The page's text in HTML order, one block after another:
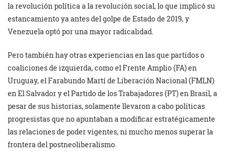
la revolución política a la revolución social, lo que implicó su
estancamiento ya antes del golpe de Estado de 2019, y
Venezuela optó por una mayor radicalidad.
Pero también hay otras experiencias en las que partidos o
coaliciones de izquierda, como el Frente Amplio (FA) en
Uruguay, el Farabundo Martí de Liberación Nacional (FMLN)
en El Salvador y el Partido de los Trabajadores (PT) en Brasil, a
pesar de sus historias, solamente llevaron a cabo políticas
progresistas que no apuntaban a modificar estratégicamente
las relaciones de poder vigentes, ni mucho menos superar la
frontera del postneoliberalismo.